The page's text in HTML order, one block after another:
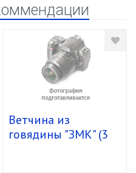
Ветчина из
говядины "ЗМК" (3